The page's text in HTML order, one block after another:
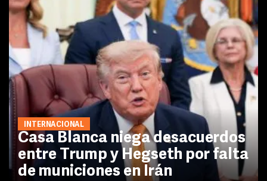
INTERNACIONAL
Casa Blanca niega desacuerdos
entre Trump y Hegseth por falta
de municiones en Irán